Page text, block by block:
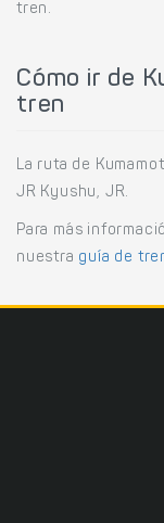
tren.
Cómo ir de
tren
La ruta de
JR Kyushu, JR.
Para más
nuestra guía de